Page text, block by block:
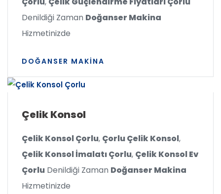
Denildiği Zaman Doğanser Makina
Hizmetinizde
DOĞANSER MAKINA
Çelik Konsol
Çelik Konsol Çorlu, Çorlu Çelik Konsol,
Çelik Konsol İmalatı Çorlu, Çelik Konsol Ev
Çorlu Denildiği Zaman Doğanser Makina
Hizmetinizde